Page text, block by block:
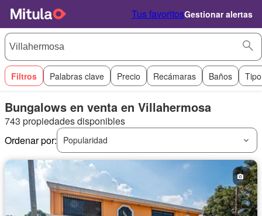
Tus favoritosGestionar alertas
Filtros Palabras clave Precio Recámaras Baños
Bungalows en venta en Villahermosa
743 propiedades disponibles
Ordenar por:
Popularidad